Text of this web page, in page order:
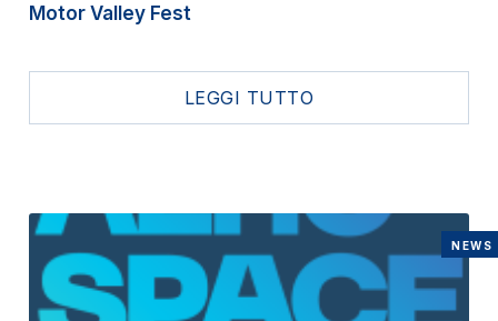
Motor Valley Fest
LEGGI TUTTO
NEWS